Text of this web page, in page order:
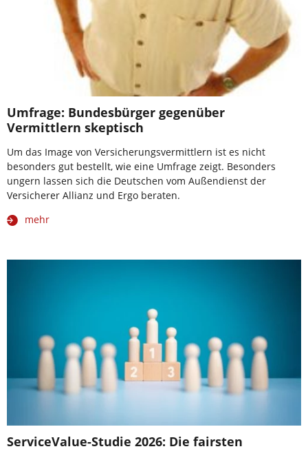
Umfrage: Bundesbürger gegenüber
Vermittlern skeptisch
Um das Image von Versicherungsvermittlern ist es nicht
besonders gut bestellt, wie eine Umfrage zeigt. Besonders
ungern lassen sich die Deutschen vom Außendienst der
Versicherer Allianz und Ergo beraten.
mehr
ServiceValue-Studie 2026: Die fairsten